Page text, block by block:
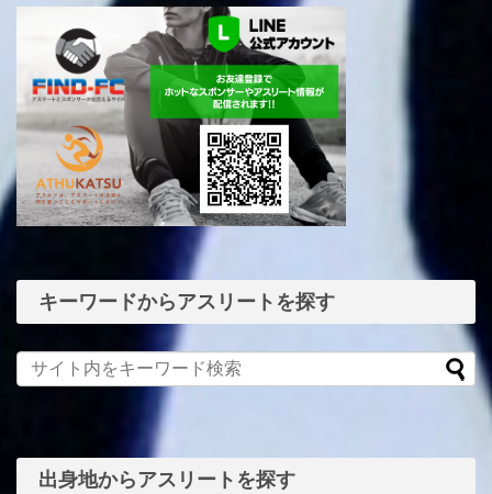
キーワードからアスリートを探す
出身地からアスリートを探す